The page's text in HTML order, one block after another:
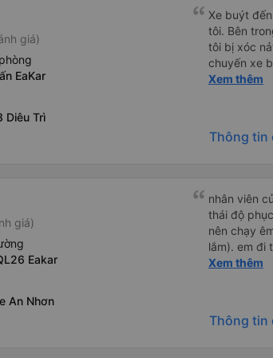
giá)
EaKar
Diêu Trì
Xe buýt
tôi. Bên
tôi bị xóc
chuyến xe
chung, tôi
Xem thêm
Thông tin
giá)
Eakar
An Nhơn
nhân viên
thái độ
nên chạy
lắm). em đi
cơ, nay có
Xem thêm
Thông tin